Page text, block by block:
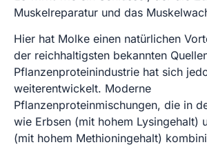
Muskelreparatur und das
Hier hat Molke einen natürlichen
der reichhaltigsten bekannten
Pflanzenproteinindustrie hat sich
weiterentwickelt. Moderne
Pflanzenproteinmischungen, die in
wie Erbsen (mit hohem Lysingehalt)
(mit hohem Methioningehalt)